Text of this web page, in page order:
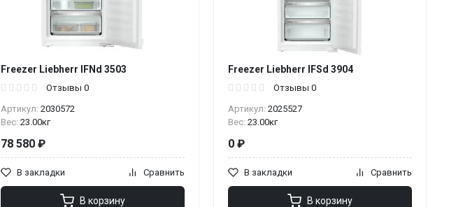
Freezer Liebherr IFNd 3503
Отзывы 0
Артикул: 2030572
Вес: 23.00кг
78 580 ₽
В закладки Сравнить
В корзину
Freezer Liebherr IFSd 3904
Отзывы 0
Артикул: 2025527
Вес: 23.00кг
0 ₽
В закладки Сравнить
В корзину